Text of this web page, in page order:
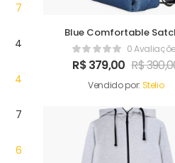
7
4
4
7
6
Blue Comfortable
0
R$379,00 R$
Vendido por: Stelio